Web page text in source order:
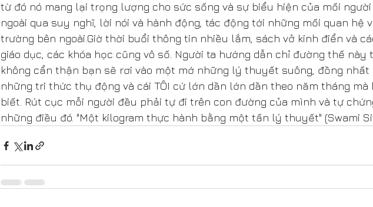
từ đó nó mang lại trọng lượng cho sức sống và sự biểu hiện của mối người
ngoài qua suy nghĩ, lời nói và hành động, tác động tới những mối quan hệ
trường bên ngoài.Giờ thời buổi thông tin nhiều lắm, sách vở kinh điển và
giáo dục, các khóa học cũng vô số. Người ta hướng dẫn chỉ đường thế này
không cẩn thận bạn sẽ rơi vào một mớ những lý thuyết suông, đồng nhất
những tri thức thụ động và cái TÔI cứ lớn dần lớn dần theo năm tháng mà
biết. Rút cục mỗi người đều phải tự đi trên con đường của mình và tự
những điều đó. "Một kilogram thực hành bằng một tấn lý thuyết" (Swami